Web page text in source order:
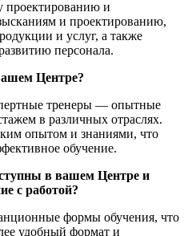
проектированию и
и проектированию,
и услуг, а также
персонала.
Центре?
тренеры — опытные
в различных отраслях.
опытом и знаниями, что
обучение.
в вашем Центре и
с работой?
формы обучения, что
удобный формат и